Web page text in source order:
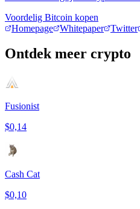
Voordelig Bitcoin kopen
Homepage
Whitepaper Twitter
Ontdek meer crypto
Fusionist
$0,14
Cash Cat
$0,10